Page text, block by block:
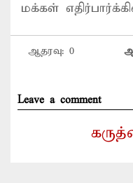
மக்கள்
ஆதரவு: 0
Leave a comment